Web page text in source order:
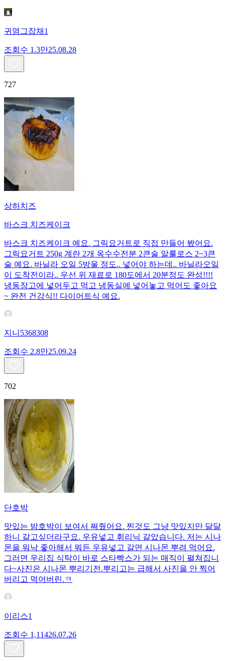
귀염그잡채1
조회수 1.3만25.08.28
727
상하치즈
바스크 치즈케이크
바스크 치즈케이크 예요. 그릭요거트로 직접 만들어 봤어요.
그릭요거트 250g 계란 2개 옥수수전분 2큰술 알룰로스 2~3큰
술 예요. 바닐라 오일 5방울 정도.. 넣어야 하는데.. 바닐라오일
이 도착전이라.. 우선 위 재료로 180도에서 20분정도 완성!!!!
냉동장고에 넣어두고 먹고 냉동실에 넣어놓고 먹어도 좋아요
~ 완전 건강식!! 다이어트식 예요.
지니5368308
조회수 2.8만25.09.24
702
단호박
맛있는 밤호박이 보여서 쪄줬어요. 찐것도 그냥 맛있지만 달달
하니 갈고싶더라구요. 우유넣고 휘리닉 갈았습니다. 저는 시나
몬을 워낙 좋아해서 뭐든 우유넣고 갈면 시나몬 뿌려 먹어요.
그러면 우리집 식탁이 바로 스타빡스가 되는 매직이 펼쳐집니
다~사진은 시나몬 뿌리기전.뿌리고는 급해서 사진을 안 찍어
버리고 먹어버린.ㅋ
이리스1
조회수 1,11426.07.26